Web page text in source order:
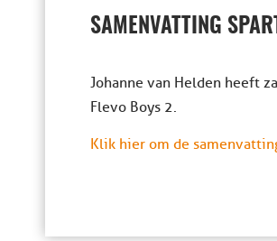
SAMENVATTING
Johanne van Helden heeft
Flevo Boys 2.
Klik hier om de